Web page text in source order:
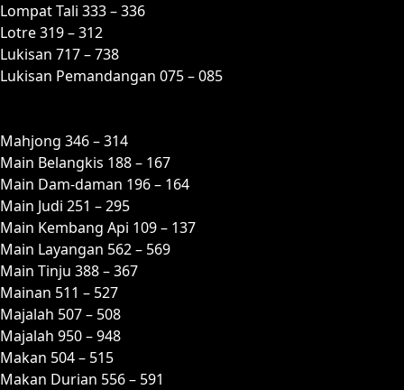
Lompat Tali 333 – 336
Lotre 319 – 312
Lukisan 717 – 738
Lukisan Pemandangan 075 – 085
Mahjong 346 – 314
Main Belangkis 188 – 167
Main Dam-daman 196 – 164
Main Judi 251 – 295
Main Kembang Api 109 – 137
Main Layangan 562 – 569
Main Tinju 388 – 367
Mainan 511 – 527
Majalah 507 – 508
Majalah 950 – 948
Makan 504 – 515
Makan Durian 556 – 591